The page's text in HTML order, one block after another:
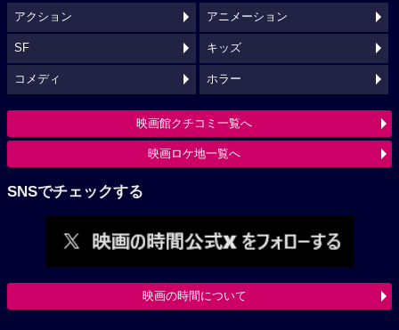
アクション アニメーション
SF キッズ
コメディ ホラー
映画館クチコミ一覧へ
映画ロケ地一覧へ
SNSでチェックする
映画の時間について